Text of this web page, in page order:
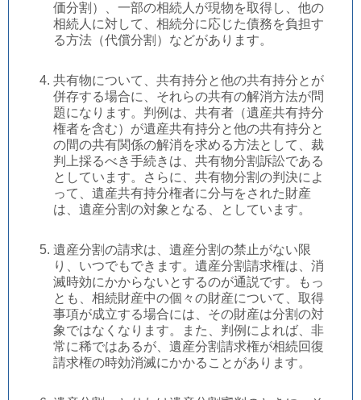
価分割）、一部の相続人が現物を取得し、他の
相続人に対して、相続分に応じた債務を負担す
る方法（代償分割）などがあります。
共有物について、共有持分と他の共有持分とが
併存する場合に、それらの共有の解消方法が問
題になります。判例は、共有者（遺産共有持分
権者を含む）が遺産共有持分と他の共有持分と
の間の共有関係の解消を求める方法として、裁
判上採るべき手続きは、共有物分割訴訟である
としています。さらに、共有物分割の判決によ
って、遺産共有持分権者に分与をされた財産
は、遺産分割の対象となる、としています。
遺産分割の請求は、遺産分割の禁止がない限
り、いつでもできます。遺産分割請求権は、消
滅時効にかからないとするのが通説です。もっ
とも、相続財産中の個々の財産について、取得
事項が成立する場合には、その財産は分割の対
象ではなくなります。また、判例によれば、非
常に稀ではあるが、遺産分割請求権が相続回復
請求権の時効消滅にかかることがあります。